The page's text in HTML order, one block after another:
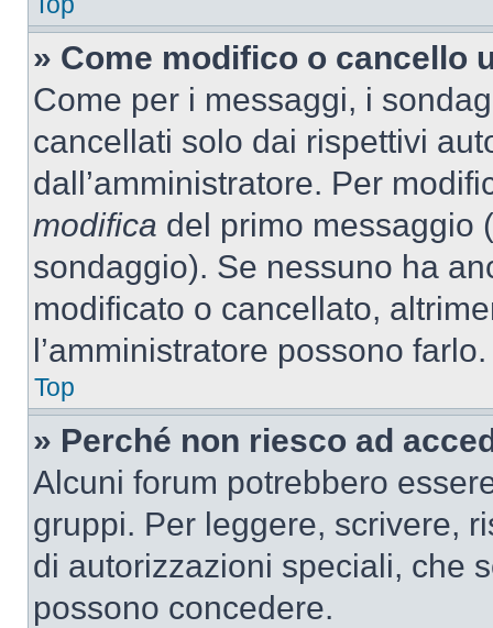
» Come modifico o cancello
Come per i messaggi, i
cancellati solo dai rispettivi
dall’amministratore. Per
modifica del primo messaggio
sondaggio). Se nessuno ha
modificato o cancellato,
l’amministratore possono farlo.
Top
» Perché non riesco ad
Alcuni forum potrebbero
gruppi. Per leggere, scrivere,
di autorizzazioni speciali, che
possono concedere.